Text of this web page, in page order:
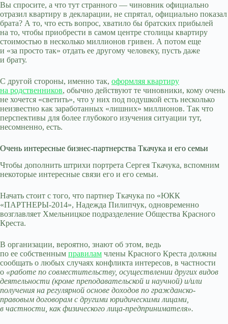
Вы спросите, а что тут странного — чиновник официально
отразил квартиру в декларации, не спрятал, официально показал
брата? А то, что есть вопрос, хватило бы братских прибылей
на то, чтобы приобрести в самом центре столицы квартиру
стоимостью в несколько миллионов гривен. А потом еще
и «за просто так» отдать ее другому человеку, пусть даже
и брату.
С другой стороны, именно так, оформляя квартиру
на родственников, обычно действуют те чиновники, кому очень
не хочется «светить», что у них под подушкой есть несколько
неизвестно как заработанных «лишних» миллионов. Так что
перспективы для более глубокого изучения ситуации тут,
несомненно, есть.
Очень интересные бизнес-партнерства Ткачука и его семьи
Чтобы дополнить штрихи портрета Сергея Ткачука, вспомним
некоторые интересные связи его и его семьи.
Начать стоит с того, что партнер Ткачука по «ЮКК
«ПАРТНЕРЫ-2014», Надежда Пилипчук, одновременно
возглавляет Хмельницкое подразделение Общества Красного
Креста.
В организации, вероятно, знают об этом, ведь
по ее собственным правилам члены Красного Креста должны
сообщать о любых случаях конфликта интересов, в частности
о «работе по совместительству, осуществлении других видов
деятельности (кроме преподавательской и научной) и/или
получения на регулярной основе доходов по гражданско-
правовым договорам с другими юридическими лицами,
в частности, как физического лица-предпринимателя».